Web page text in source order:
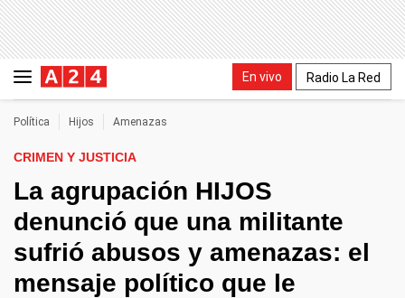
En vivo Radio La Red
Política Hijos Amenazas
CRIMEN Y JUSTICIA
La agrupación HIJOS
denunció que una militante
sufrió abusos y amenazas: el
mensaje político que le